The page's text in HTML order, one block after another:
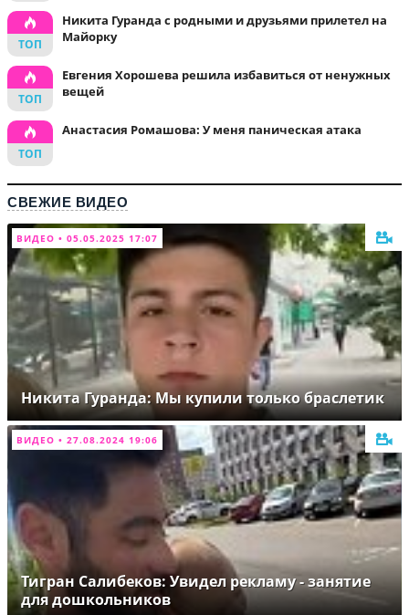
Никита Гуранда с родными и друзьями прилетел на
Майорку
Евгения Хорошева решила избавиться от ненужных
вещей
Анастасия Ромашова: У меня паническая атака
СВЕЖИЕ ВИДЕО
ВИДЕО • 05.05.2025 17:07
Никита Гуранда: Мы купили только браслетик
ВИДЕО • 27.08.2024 19:06
Тигран Салибеков: Увидел рекламу - занятие
для дошкольников